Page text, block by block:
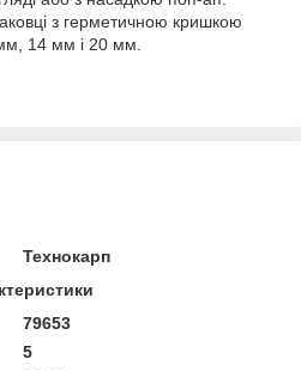
з герметичною кришкою
14 мм і 20 мм.
Технокарп
79653
5